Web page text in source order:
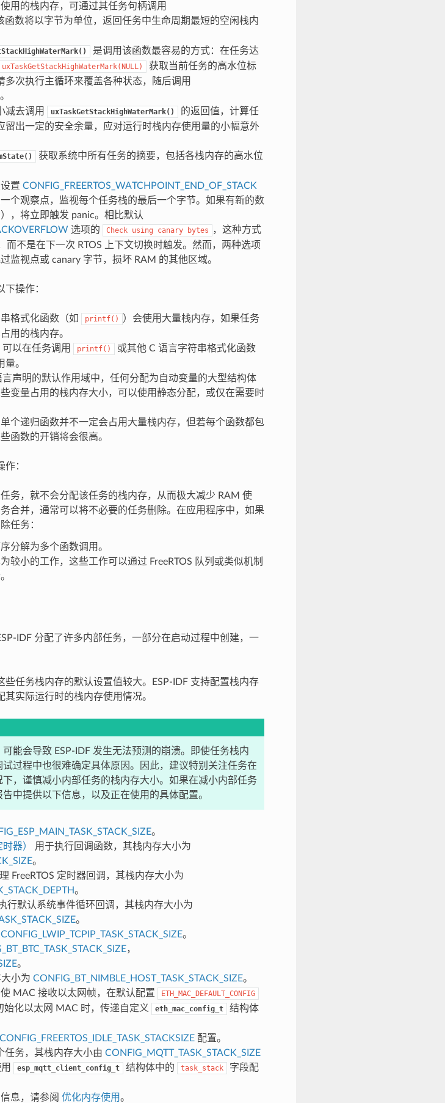
用的栈内存，可通过其任务句柄调用
函数将以字节为单位，返回任务中生命周期最短的空闲栈内
是调用该函数最容易的方式：在任务达
uxTaskGetStackHighWaterMark(NULL)
获取当前任务的高水位标
次执行主循环来覆盖各种状态，随后调用
。
减去调用
uxTaskGetStackHighWaterMark()
的返回值，计算任
留出一定的安全余量，应对运行时栈内存使用量的小幅意外
获取系统中所有任务的摘要，包括各栈内存的高水位
置 CONFIG_FREERTOS_WATCHPOINT_END_OF_STACK
个观察点，监视每个任务栈的最后一个字节。如果有新的数
，将立即触发 panic。相比默认
选项的 Check using canary bytes
，这种方式
而不是在下一次 RTOS 上下文切换时触发。然而，两种选项
监视点或 canary 字节，损坏 RAM 的其他区域。
操作：
格式化函数（如 printf()
）会使用大量栈内存，如果任务
用的栈内存。
可以在任务调用 printf()
或其他 C 语言字符串格式化函数
。
声明的默认作用域中，任何分配为自动变量的大型结构体
变量占用的栈内存大小，可以使用静态分配，或仅在需要时
个递归函数并不一定会占用大量栈内存，但若每个函数都包
函数的开销将会很高。
：
务，就不会分配该任务的栈内存，从而极大减少 RAM 使
合并，通常可以将不必要的任务删除。在应用程序中，如果
任务：
分解为多个函数调用。
较小的工作，这些工作可以通过 FreeRTOS 队列或类似机制
IDF 分配了许多内部任务，一部分在启动过程中创建，一
任务栈内存的默认设置值较大。ESP-IDF 支持配置栈内存
实际运行时的栈内存使用情况。
能会导致 ESP-IDF 发生无法预测的崩溃。即使任务栈内
过程中也很难确定具体原因。因此，建议特别关注任务在
，谨慎减小内部任务的栈内存大小。如果在减小内部任务
中提供以下信息，以及正在使用的具体配置。
。
器）
用于执行回调函数，其栈内存大小为
。
FreeRTOS 定时器回调，其栈内存大小为
。
行默认系统事件循环回调，其栈内存大小为
。
CONFIG_LWIP_TCPIP_TASK_STACK_SIZE。
，
。
小为 CONFIG_BT_NIMBLE_HOST_TASK_STACK_SIZE。
MAC 接收以太网帧，在默认配置
ETH_MAC_DEFAULT_CONFIG
始化以太网 MAC 时，传递自定义 eth_mac_config_t
结构体
CONFIG_FREERTOS_IDLE_TASK_STACKSIZE配置。
务，其栈内存大小由 CONFIG_MQTT_TASK_STACK_SIZE
esp_mqtt_client_config_t 结构体中的 task_stack
字段配
息，请参阅 优化内存使用。